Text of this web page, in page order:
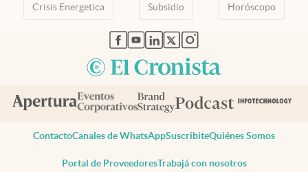
Crisis Energetica Subsidio Horóscopo
abre en nueva pestaña
abre en nueva pestaña
abre en nueva pestaña
abre en nueva pestaña
abre en nueva pestaña
ContactoCanales de WhatsAppSuscribiteQuiénes Somos
Portal de ProveedoresTrabajá con nosotros